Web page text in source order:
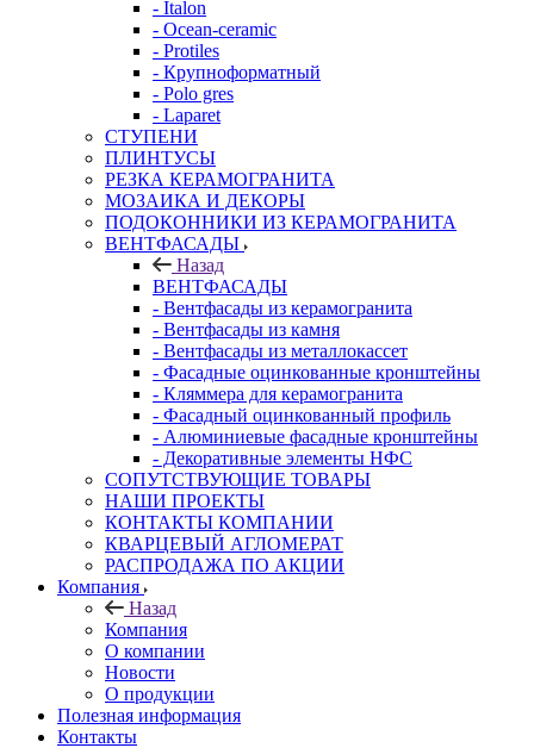
- Italon
- Ocean-ceramic
- Protiles
- Крупноформатный
- Polo gres
- Laparet
СТУПЕНИ
ПЛИНТУСЫ
РЕЗКА КЕРАМОГРАНИТА
МОЗАИКА И ДЕКОРЫ
ПОДОКОННИКИ ИЗ КЕРАМОГРАНИТА
ВЕНТФАСАДЫ
Назад
ВЕНТФАСАДЫ
- Вентфасады из керамогранита
- Вентфасады из камня
- Вентфасады из металлокассет
- Фасадные оцинкованные кронштейны
- Кляммера для керамогранита
- Фасадный оцинкованный профиль
- Алюминиевые фасадные кронштейны
- Декоративные элементы НФС
СОПУТСТВУЮЩИЕ ТОВАРЫ
НАШИ ПРОЕКТЫ
КОНТАКТЫ КОМПАНИИ
КВАРЦЕВЫЙ АГЛОМЕРАТ
РАСПРОДАЖА ПО АКЦИИ
Компания
Назад
Компания
О компании
Новости
О продукции
Полезная информация
Контакты